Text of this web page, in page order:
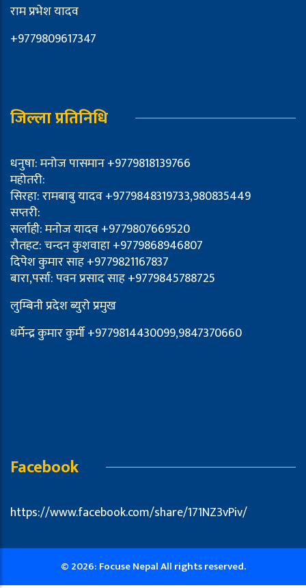
राम प्रभेश यादव
+9779809617347
जिल्ला प्रतिनिधि
धनुषा: मनोज पासमान +9779818139766
महोतरी:
सिरहा: रामबाबु यादव +9779848319733,980835449
सप्तरी:
सर्लाही: मनोज यादव +9779807669520
रौतहट: चन्दन कुशवाहा +9779868946807
दिपेश कुमार साह +9779821167837
बारा,पर्सा: पवन प्रसाद साह +9779845788725
लुम्बिनी प्रदेश ब्युरो प्रमुख
धर्मेन्द्र कुमार कुर्मी +9779814430099,9847370660
Facebook
https://www.facebook.com/share/171NZ3vPiv/
© 2026: Focuse Nepal All rights reserved.